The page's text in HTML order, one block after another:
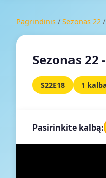
Pagrindinis / Sezonas 22 /
Sezonas 22
S22E18 1
Pasirinkite kalbą: